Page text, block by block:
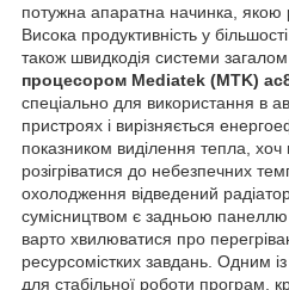
потужна апаратна начинка, якою
Висока продуктивність у
також швидкодія системи
процесором Mediatek (MTK)
спеціально для використання в
пристроях і вирізняється
показником виділення тепла, хоч
розігріватися до небезпечних
охолодження відведений
сумісництвом є задньою
варто хвилюватися про
ресурсомістких завдань. Одним
для стабільної роботи програм,